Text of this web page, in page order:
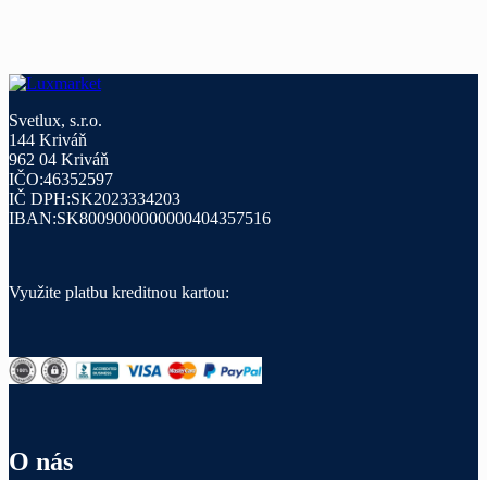
Svetlux, s.r.o.
144 Kriváň
962 04 Kriváň
IČO:46352597
IČ DPH:SK2023334203
IBAN:SK8009000000000404357516
Využite platbu kreditnou kartou:
O nás